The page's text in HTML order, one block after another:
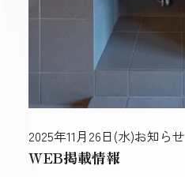
2025年11月26日(水)お知らせ
WEB掲載情報